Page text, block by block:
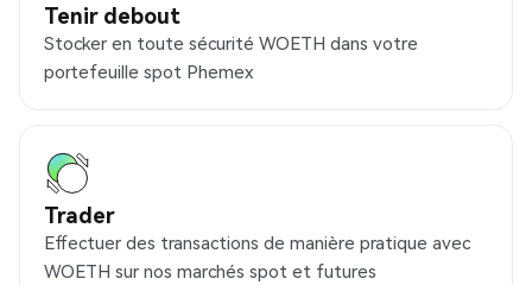
Tenir debout
Stocker en toute sécurité WOETH dans votre
portefeuille spot Phemex
Trader
Effectuer des transactions de manière pratique avec
WOETH sur nos marchés spot et futures